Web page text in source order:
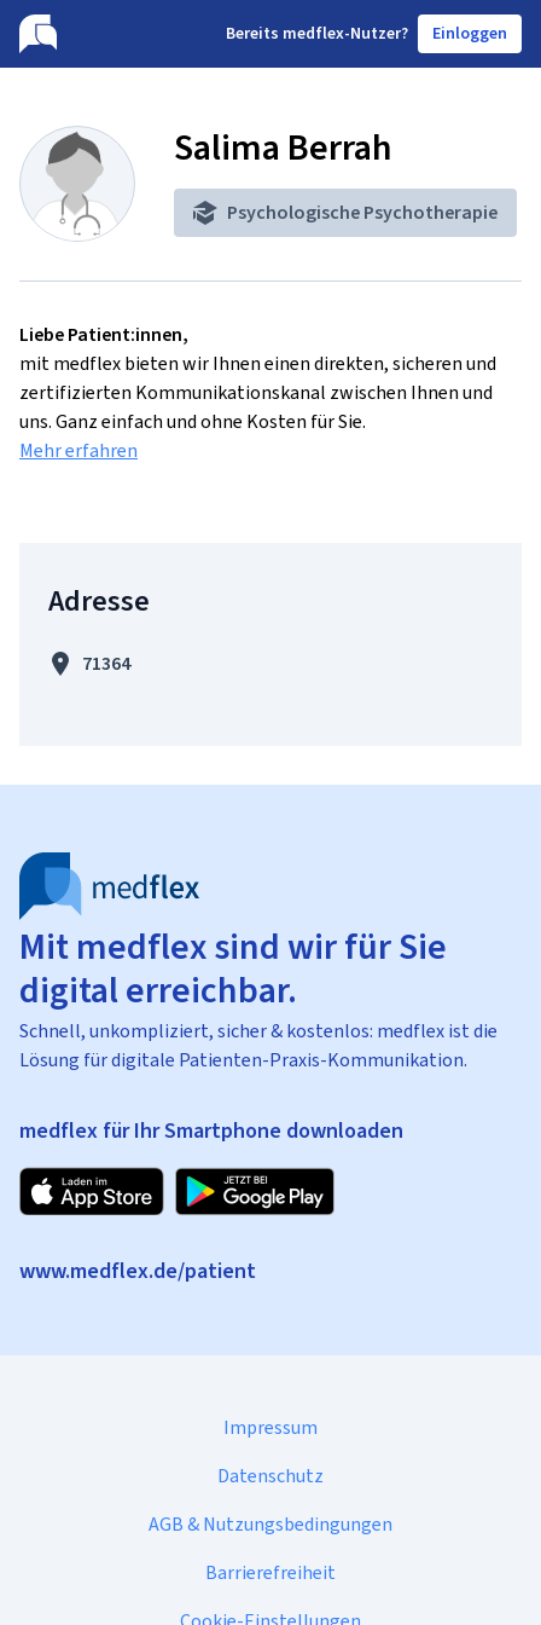
Bereits medflex-Nutzer? Einloggen
Salima Berrah
Psychologische Psychotherapie
Liebe Patient:innen,
mit medflex bieten wir Ihnen einen direkten, sicheren und
zertifizierten Kommunikationskanal zwischen Ihnen und
uns. Ganz einfach und ohne Kosten für Sie.
Mehr erfahren
Adresse
71364
Mit medflex sind wir für Sie
digital erreichbar.
Schnell, unkompliziert, sicher & kostenlos: medflex ist die
Lösung für digitale Patienten-Praxis-Kommunikation.
medflex für Ihr Smartphone downloaden
www.medflex.de/patient
Impressum
Datenschutz
AGB & Nutzungsbedingungen
Barrierefreiheit